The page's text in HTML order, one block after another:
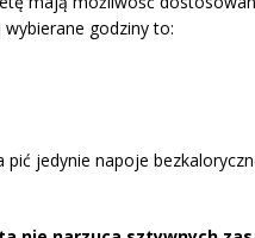
godziny to:
jedynie napoje